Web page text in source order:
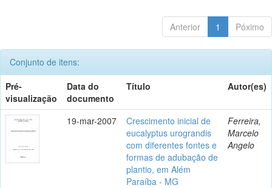
Anterior 1 Póximo
Conjunto de itens:
Pré-
visualização
Data do
documento
Título Autor(es)
19-mar-2007
Crescimento inicial de
eucalyptus urograndis
com diferentes fontes e
formas de adubação de
plantio, em Além
Paraíba - MG
Ferreira,
Marcelo
Angelo